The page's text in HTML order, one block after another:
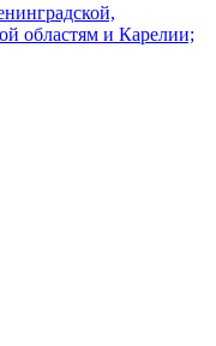
областям и Карелии;